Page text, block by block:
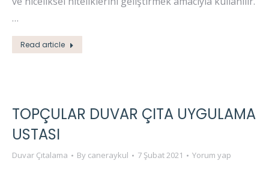
…
Read article
TOPÇULAR DUVAR ÇITA UYGULAMA
USTASI
Duvar Çıtalama By caneraykul 7 Şubat 2021 Yorum yap